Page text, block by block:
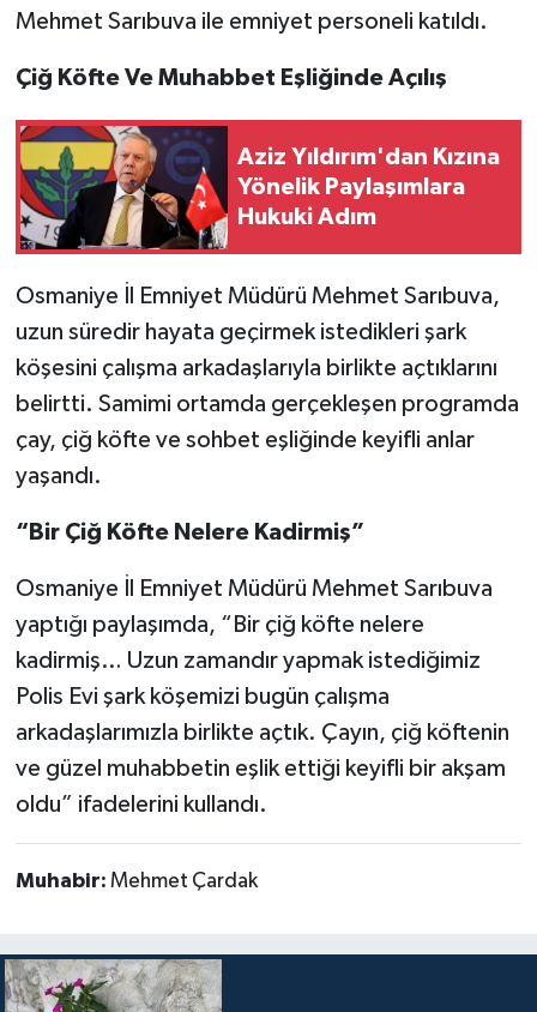
Mehmet Sarıbuva ile emniyet personeli katıldı.
Çiğ Köfte Ve Muhabbet Eşliğinde Açılış
Aziz Yıldırım'dan Kızına
Yönelik Paylaşımlara
Hukuki Adım
Osmaniye İl Emniyet Müdürü Mehmet Sarıbuva,
uzun süredir hayata geçirmek istedikleri şark
köşesini çalışma arkadaşlarıyla birlikte açtıklarını
belirtti. Samimi ortamda gerçekleşen programda
çay, çiğ köfte ve sohbet eşliğinde keyifli anlar
yaşandı.
“Bir Çiğ Köfte Nelere Kadirmiş”
Osmaniye İl Emniyet Müdürü Mehmet Sarıbuva
yaptığı paylaşımda, “Bir çiğ köfte nelere
kadirmiş… Uzun zamandır yapmak istediğimiz
Polis Evi şark köşemizi bugün çalışma
arkadaşlarımızla birlikte açtık. Çayın, çiğ köftenin
ve güzel muhabbetin eşlik ettiği keyifli bir akşam
oldu” ifadelerini kullandı.
Muhabir: Mehmet Çardak